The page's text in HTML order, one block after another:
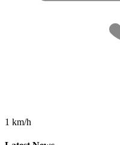
1 km/h